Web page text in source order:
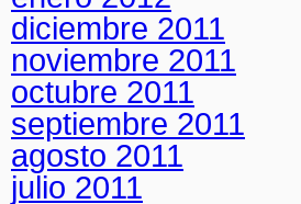
diciembre 2011
noviembre 2011
octubre 2011
septiembre 2011
agosto 2011
julio 2011